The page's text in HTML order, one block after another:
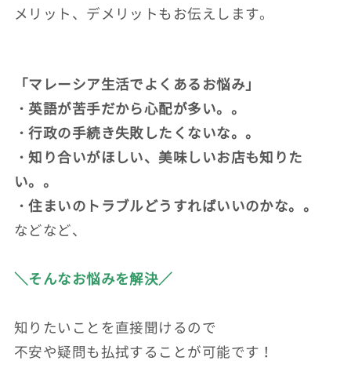
メリット、デメリットもお伝えします。
「マレーシア生活でよくあるお悩み」
・英語が苦手だから心配が多い。。
・行政の手続き失敗したくないな。。
・知り合いがほしい、美味しいお店も知りた
い。。
・住まいのトラブルどうすればいいのかな。。
などなど、
＼そんなお悩みを解決／
知りたいことを直接聞けるので
不安や疑問も払拭することが可能です！